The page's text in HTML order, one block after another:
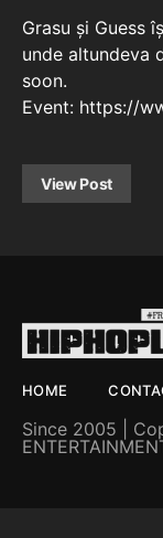
Grasu și Guess
unde altundeva
soon.
Event: https://
View Post
HOME
Since 2005 |